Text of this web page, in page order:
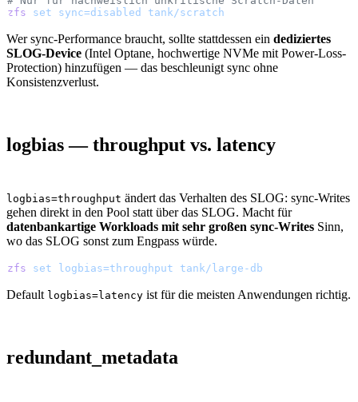
zfs set sync=disabled tank/scratch
Wer sync-Performance braucht, sollte stattdessen ein dediziertes
SLOG-Device (Intel Optane, hochwertige NVMe mit Power-Loss-
Protection) hinzufügen — das beschleunigt sync ohne
Konsistenzverlust.
logbias — throughput vs. latency
logbias=throughput ändert das Verhalten des SLOG: sync-Writes
gehen direkt in den Pool statt über das SLOG. Macht für
datenbankartige Workloads mit sehr großen sync-Writes Sinn,
wo das SLOG sonst zum Engpass würde.
zfs set logbias=throughput tank/large-db
Default logbias=latency ist für die meisten Anwendungen richtig.
redundant_metadata